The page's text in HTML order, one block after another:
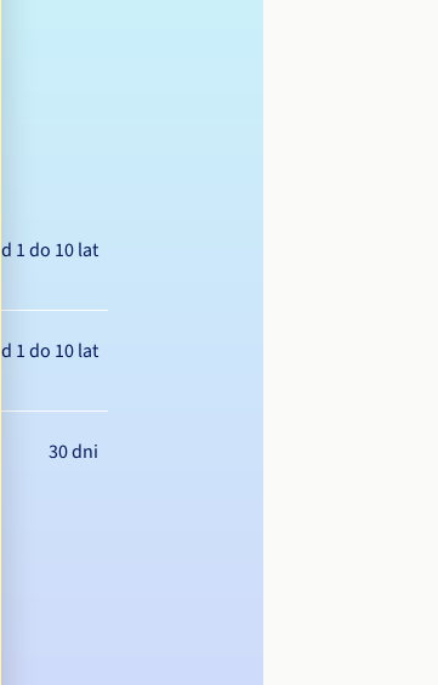
Od 1 do 10 lat
Od 1 do 10 lat
30 dni